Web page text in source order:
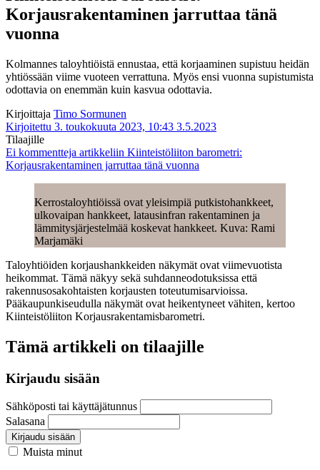
Korjausrakentaminen jarruttaa tänä
vuonna
Kolmannes taloyhtiöistä ennustaa, että korjaaminen supistuu heidän
yhtiössään viime vuoteen verrattuna. Myös ensi vuonna supistumista
odottavia on enemmän kuin kasvua odottavia.
Kirjoittaja Timo Sormunen
Kirjoitettu 3. toukokuuta 2023, 10:43 3.5.2023
Tilaajille
Ei kommentteja artikkeliin Kiinteistöliiton barometri:
Korjausrakentaminen jarruttaa tänä vuonna
Kerrostaloyhtiöissä ovat yleisimpiä putkistohankkeet,
ulkovaipan hankkeet, latausinfran rakentaminen ja
lämmitysjärjestelmää koskevat hankkeet. Kuva: Rami
Marjamäki
Taloyhtiöiden korjaushankkeiden näkymät ovat viimevuotista
heikommat. Tämä näkyy sekä suhdanneodotuksissa että
rakennusosakohtaisten korjausten toteutumisarvioissa.
Pääkaupunkiseudulla näkymät ovat heikentyneet vähiten, kertoo
Kiinteistöliiton Korjausrakentamisbarometri.
Tämä artikkeli on tilaajille
Kirjaudu sisään
Sähköposti tai käyttäjätunnus
Salasana
Kirjaudu sisään
Muista minut